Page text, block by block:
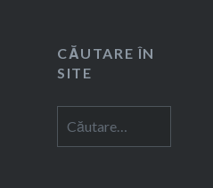
CĂUTARE ÎN
SITE
după: